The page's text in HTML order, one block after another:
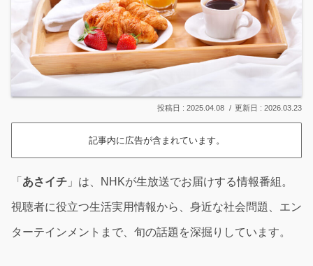
2025.04.08 2026.03.23
記事内に広告が含まれています。
「 あさイチ 」は、NHKが生放送でお届けする情報番組。
視聴者に役立つ生活実用情報から、身近な社会問題、エン
ターテインメントまで、旬の話題を深掘りしています。